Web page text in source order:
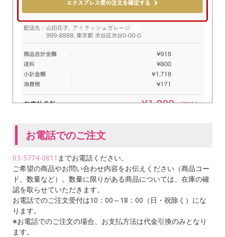
お電話でのご注文
03-5774-0811 までお電話ください。
ご希望の商品やお問い合わせ内容をお伝えください（商品コー
ド、数量など）。数量に限りがある商品については、在庫の確
認を取らせていただきます。
お電話でのご注文受付は10：00～18：00（日・祝除く）にな
ります。
※お電話でのご注文の場合、お支払方法は代金引換のみとなり
ます。